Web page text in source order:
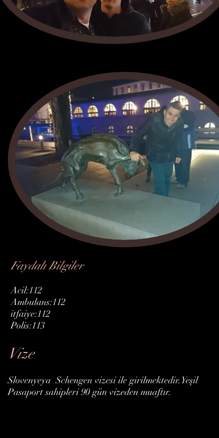
Vize
Slovenyeya Schengen vizesi ile girilmektedir.Yeşil
Pasaport sahipleri 90 gün vizeden muaftır.
Faydalı Bilgiler
Acil:112
Ambulans:112
itfaiye:112
Polis:113